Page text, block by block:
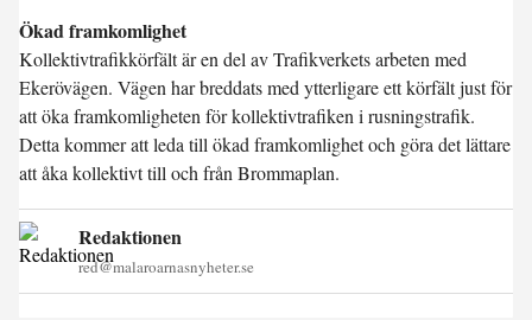
Ökad framkomlighet
Kollektivtrafikkörfält är en del av Trafikverkets arbeten med
Ekerövägen. Vägen har breddats med ytterligare ett körfält just för
att öka framkomligheten för kollektivtrafiken i rusningstrafik.
Detta kommer att leda till ökad framkomlighet och göra det lättare
att åka kollektivt till och från Brommaplan.
Redaktionen
red@malaroarnasnyheter.se